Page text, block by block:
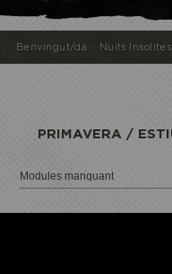
Benvingut/da › Nuits Insolites
PRIMAVERA /
Modules manquant